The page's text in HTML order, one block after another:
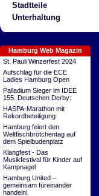
Stadtteile
Unterhaltung
Hamburg Web Magazin
St. Pauli Winzerfest 2024
Aufschlag für die ECE
Ladies Hamburg Open
Palladium Sieger im IDEE
155. Deutschen Derby:
HASPA-Marathon mit
Rekordbeteiligung
Hamburg feiert den
Weltfischbrötchentag auf
dem Spielbudenplatz
Klangfest - Das
Musikfestival für Kinder auf
Kampnagel
Hamburg United –
gemeinsam füreinander
handeln!